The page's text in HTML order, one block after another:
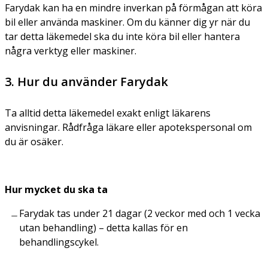
Farydak kan ha en mindre inverkan på förmågan att köra
bil eller använda maskiner. Om du känner dig yr när du
tar detta läkemedel ska du inte köra bil eller hantera
några verktyg eller maskiner.
3. Hur du använder Farydak
Ta alltid detta läkemedel exakt enligt läkarens
anvisningar. Rådfråga läkare eller apotekspersonal om
du är osäker.
Hur mycket du ska ta
Farydak tas under 21 dagar (2 veckor med och 1 vecka
utan behandling) – detta kallas för en
behandlingscykel.